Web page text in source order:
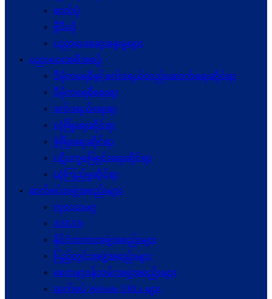
ဓာတ်ပုံ
ဗွီဒီယို
ပညာပေးဆွေးနွေးမှုများ
ပညာပေးအစီအစဉ်
ဒီမိုကရေစီနှင့်ဖက်ဒရယ်တည်ဆောက်ရေးဆိုင်ရာ
ဒီမိုကရေစီရေးရာ
ဖက်ဒရယ်ရေးရာ
လုံခြုံရေးဆိုင်ရာ
ဖွံဖြိုးရေးဆိုင်ရာ
ပဋိပက္ခ‌ဖြေရှင်းရေးဆိုင်ရာ
ယုံကြည်မှုဆိုင်ရာ
ဆက်စပ်အဖွဲ့အစည်းများ
ကုလသမဂ္ဂ
ASEAN
နိုင်ငံတကာအဖွဲ့အစည်းများ
ပြည်တွင်းအဖွဲ့အစည်းများ
စေတနာ့ဝန်ထမ်းအဖွဲ့အစည်းများ
ဆက်စပ် Website URLs များ